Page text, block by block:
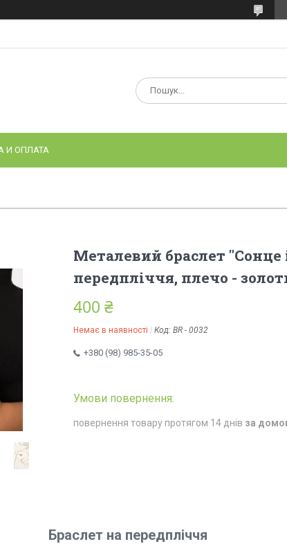
И ОПЛАТА
Металевий браслет "Сонце
передпліччя, плечо -
400 ₴
Немає в наявності Код: BR - 0032
+380 (98) 985-35-05
повернення товару протягом 14 днів за
Браслет на передпліччя